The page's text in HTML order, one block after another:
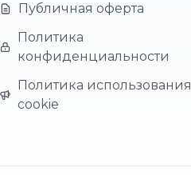
Публичная оферта
Политика
конфиденциальности
Политика использования
cookie